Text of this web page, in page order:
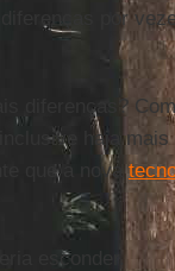
por
diferenças?
haja mais
que a nova
esconder.